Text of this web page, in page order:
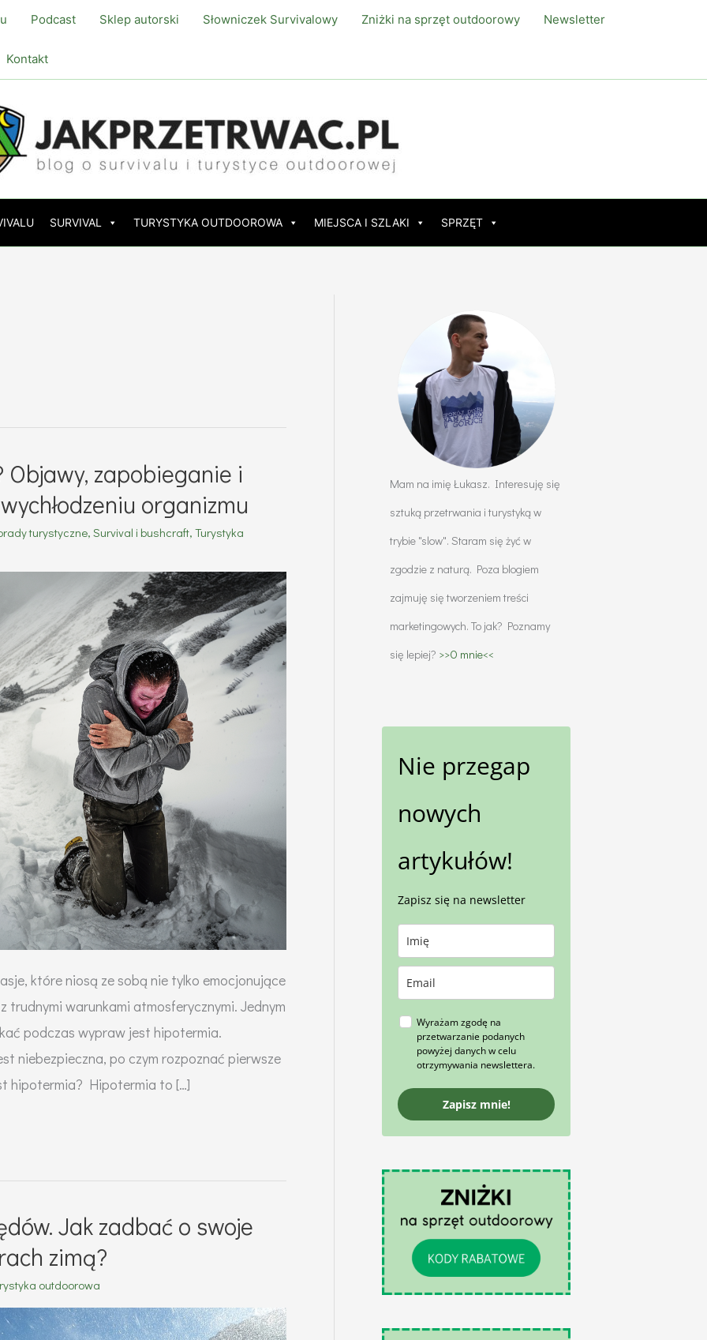
Podcast Sklep autorski Słowniczek Survivalowy Zniżki na sprzęt outdoorowy Newsletter
Kontakt
SURVIVAL TURYSTYKA OUTDOOROWA MIEJSCA I SZLAKI SPRZĘT
zapobieganie i
organizmu
turystyczne, Survival i bushcraft, Turystyka
które niosą ze sobą nie tylko emocjonujące
trudnymi warunkami atmosferycznymi. Jednym
podczas wypraw jest hipotermia.
niebezpieczna, po czym rozpoznać pierwsze
hipotermia? Hipotermia to […]
Jak zadbać o swoje
zimą?
outdoorowa
Mam na imię Łukasz. Interesuję się
sztuką przetrwania i turystyką w
trybie "slow". Staram się żyć w
zgodzie z naturą. Poza blogiem
zajmuję się tworzeniem treści
marketingowych. To jak? Poznamy
się lepiej? >>O mnie<<
Nie przegap
nowych
artykułów!
Zapisz się na newsletter
Wyrażam zgodę na
przetwarzanie podanych
powyżej danych w celu
otrzymywania newslettera.
Zapisz mnie!